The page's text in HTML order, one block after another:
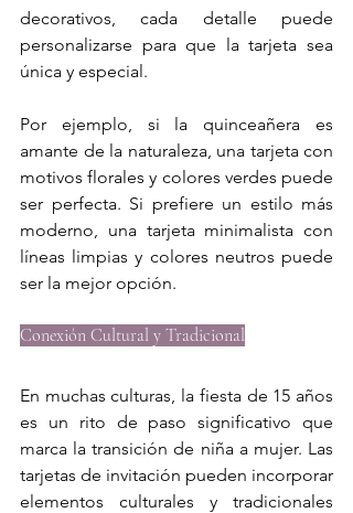
decorativos, cada detalle puede
personalizarse para que la tarjeta sea
única y especial.
Por ejemplo, si la quinceañera es
amante de la naturaleza, una tarjeta con
motivos florales y colores verdes puede
ser perfecta. Si prefiere un estilo más
moderno, una tarjeta minimalista con
líneas limpias y colores neutros puede
ser la mejor opción.
Conexión Cultural y Tradicional
En muchas culturas, la fiesta de 15 años
es un rito de paso significativo que
marca la transición de niña a mujer. Las
tarjetas de invitación pueden incorporar
elementos culturales y tradicionales